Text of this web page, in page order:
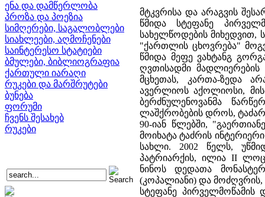
ენა და დამწერლობა
პროზა და პოეზია
სიმღერები, საგალობლები
სიახლეები, აღმოჩენები
საინტერესო სტატიები
ბმულები, ბიბლიოგრაფია
ქართული იარაღი
რუკები და მარშრუტები
ბუნება
ფორუმი
ჩვენს შესახებ
რუკები
მტკვრისა და არაგვის
წმიდა სტეფანე
სახელწოდების მიხედვით,
"ქართლის ცხოვრება"
წმიდა მეფე ვახტანგ
ღვთისადმი მადლიერების
მცხეთას, კართა-ზედა
ავერლიოს აქოლიოსი,
ბერძნულენოვანმა
ლაშქრობების დროს,
90-იან წლებში,
მოიხატა ტაძრის
სახლი. 2002 წელს,
პატრიარქის, ილია II
ნინოს დედათა
(კოპალიანი) და მოძღვრის,
სტეფანე პირველმოწამის